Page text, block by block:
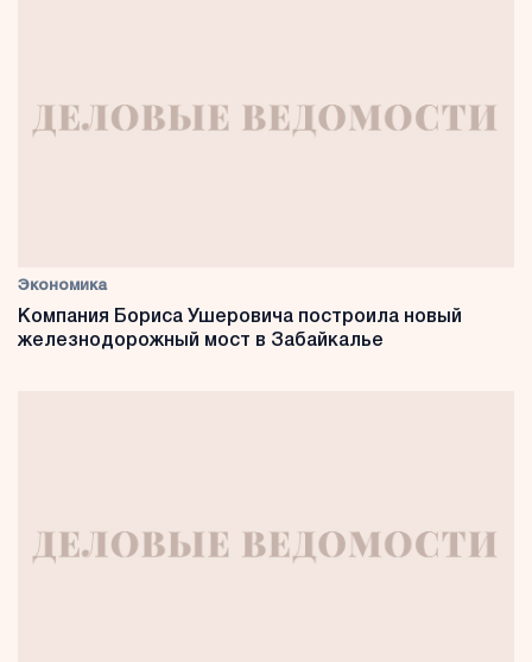
Экономика
Компания Бориса Ушеровича построила новый
железнодорожный мост в Забайкалье